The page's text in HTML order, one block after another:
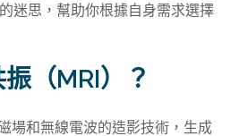
迷思，幫助你根據自身需求選擇
（MRI）？
場和無線電波的造影技術，生成